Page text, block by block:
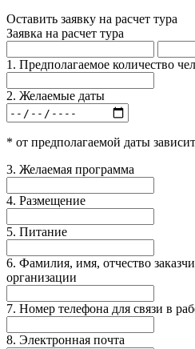
Оставить заявку на расчет тура
Заявка на расчет тура
1. Предполагаемое количество
2. Желаемые даты
* от предполагаемой даты
3. Желаемая программа
4. Размещение
5. Питание
6. Фамилия, имя, отчество
организации
7. Номер телефона для связи в
8. Электронная почта